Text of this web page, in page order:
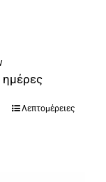
ημέρες
Λεπτομέρειες